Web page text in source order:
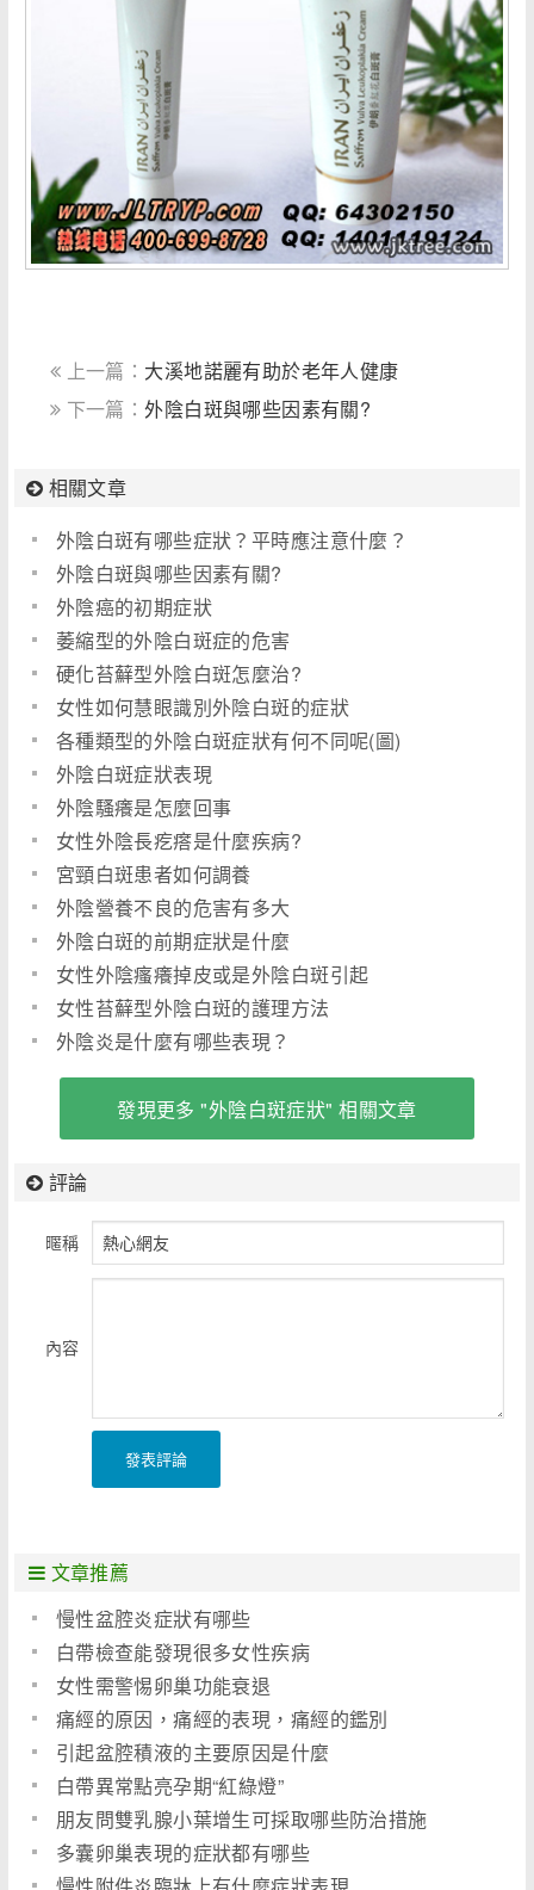
上一篇： 大溪地諾麗有助於老年人健康
下一篇：外陰白斑與哪些因素有關?
相關文章
外陰白斑有哪些症狀？平時應注意什麼？
外陰白斑與哪些因素有關?
外陰癌的初期症狀
萎縮型的外陰白斑症的危害
硬化苔蘚型外陰白斑怎麼治?
女性如何慧眼識別外陰白斑的症狀
各種類型的外陰白斑症狀有何不同呢(圖)
外陰白斑症狀表現
外陰騷癢是怎麼回事
女性外陰長疙瘩是什麼疾病?
宮頸白斑患者如何調養
外陰營養不良的危害有多大
外陰白斑的前期症狀是什麼
女性外陰瘙癢掉皮或是外陰白斑引起
女性苔蘚型外陰白斑的護理方法
外陰炎是什麼有哪些表現？
發現更多 "外陰白斑症狀" 相關文章
評論
暱稱
內容
發表評論
文章推薦
慢性盆腔炎症狀有哪些
白帶檢查能發現很多女性疾病
女性需警惕卵巢功能衰退
痛經的原因，痛經的表現，痛經的鑑別
引起盆腔積液的主要原因是什麼
白帶異常點亮孕期“紅綠燈”
朋友問雙乳腺小葉增生可採取哪些防治措施
多囊卵巢表現的症狀都有哪些